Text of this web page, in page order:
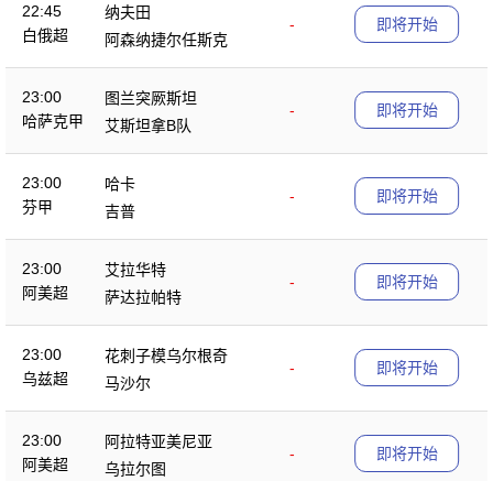
22:45
白俄超
纳夫田
-
阿森纳捷尔任斯克
即将开始
23:00
哈萨克甲
图兰突厥斯坦
-
艾斯坦拿B队
即将开始
23:00
芬甲
哈卡
-
吉普
即将开始
23:00
阿美超
艾拉华特
-
萨达拉帕特
即将开始
23:00
乌兹超
花刺子模乌尔根奇
-
马沙尔
即将开始
23:00
阿美超
阿拉特亚美尼亚
-
乌拉尔图
即将开始